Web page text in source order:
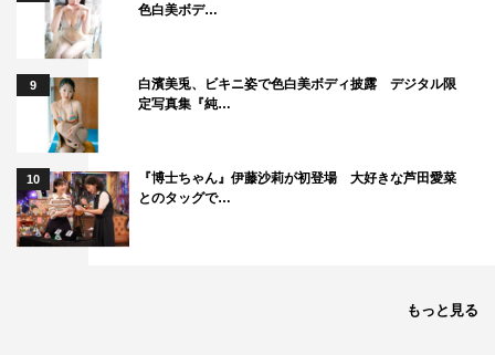
吉沢亮 大河ドラマ 青天を衝け
色白美ボデ…
9
白濱美兎、ビキニ姿で色白美ボディ披露 デジタル限
定写真集『純…
10
『博士ちゃん』伊藤沙莉が初登場 大好きな芦田愛菜
とのタッグで…
もっと見る